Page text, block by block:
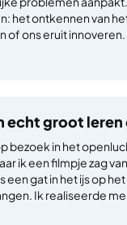
het ontkennen van
of ons eruit innoveren.
echt groot leren
bezoek in het
ik een filmpje zag
een gat in het ijs op
Ik realiseerde me